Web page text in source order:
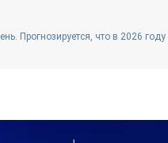
Прогнозируется, что в 2026 году